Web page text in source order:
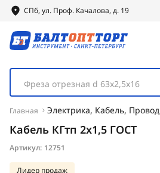
СПб, ул. Проф. Качалова, д. 19
Фреза отрезная d 63х2,5х16
Главная Электрика, Кабель, Провод
Кабель КГтп 2х1,5 ГОСТ
Артикул: 12751
Лидер продаж